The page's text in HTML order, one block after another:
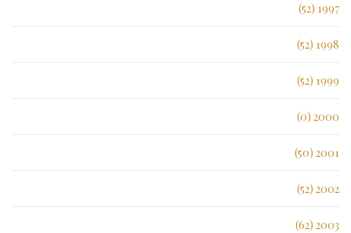
1997 (52)
1998 (52)
1999 (52)
2000 (0)
2001 (50)
2002 (52)
2003 (62)